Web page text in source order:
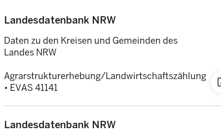
Landesdatenbank NRW
Daten zu den Kreisen und Gemeinden des
Landes NRW
Agrarstrukturerhebung/Landwirtschaftszählung
• EVAS 41141
Landesdatenbank NRW